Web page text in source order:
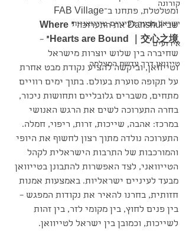
קורונה
ישראל מבעד לעיניים טייוואניות
אירועים
טייוואן דרך עדשת המצלמה
שב־Danshui את התערוכה
“Where
Hearts are Bound ｜交心之境”
–
שחיברה בין שלוש יוצרות מישראל
וטייוואן, וביקשה להציע נקודת מבט אחרת
על תקופה סוערת בעולם. בתוך ימים רוויים
מתחים, משברים גלובליים ותחושות ניכור,
בחרה התערוכה לשים את הרגש האנושי
במרכז: אהבה, שייכות, זרות, ריפוי, חמלה.
התערוכה נולדה מתוך רצון לחשוף את היופי
והמורכבות של התרבות הישראלית לקהל
הטייוואני, לצד האפשרות להתבונן בטייוואן
מבעד לעיניים ישראליות. באמצעות אמנות
חזותית, בחרנו להאיר את נקודות המפגש –
בין פנים לחוץ, בין מקומי לזר, בין זהות
לשייכות, וכמובן בין ישראל לטייוואן.